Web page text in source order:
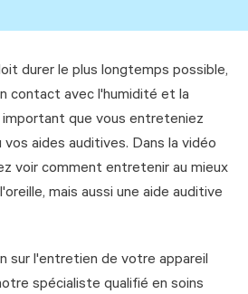
durer le plus longtemps possible,
contact avec l'humidité et la
que vous entreteniez
aides auditives. Dans la vidéo
voir comment entretenir au mieux
mais aussi une aide auditive
sur l'entretien de votre appareil
spécialiste qualifié en soins